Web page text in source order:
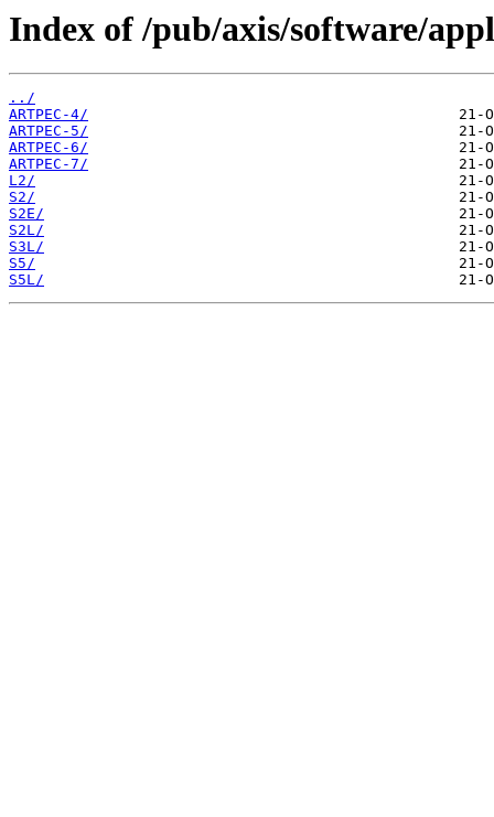
Index of /pub/axis/software/
../
ARTPEC-4/
ARTPEC-5/
ARTPEC-6/
ARTPEC-7/
L2/
S2/
S2E/
S2L/
S3L/
S5/
S5L/